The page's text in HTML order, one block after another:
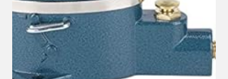
ROSTLÖSER
ROST-
SCHOCK-
SPRAY
400ML